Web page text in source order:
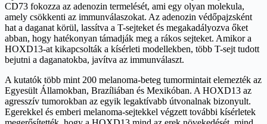
CD73 fokozza az adenozin termelését, ami egy olyan molekula,
amely csökkenti az immunválaszokat. Az adenozin védőpajzsként
hat a daganat körül, lassítva a T-sejteket és megakadályozva őket
abban, hogy hatékonyan támadják meg a rákos sejteket. Amikor a
HOXD13-at kikapcsolták a kísérleti modellekben, több T-sejt tudott
bejutni a daganatokba, javítva az immunválaszt.
A kutatók több mint 200 melanoma-beteg tumormintait elemezték az
Egyesült Államokban, Brazíliában és Mexikóban. A HOXD13 az
agresszív tumorokban az egyik legaktívabb útvonalnak bizonyult.
Egerekkel és emberi melanoma-sejtekkel végzett további kísérletek